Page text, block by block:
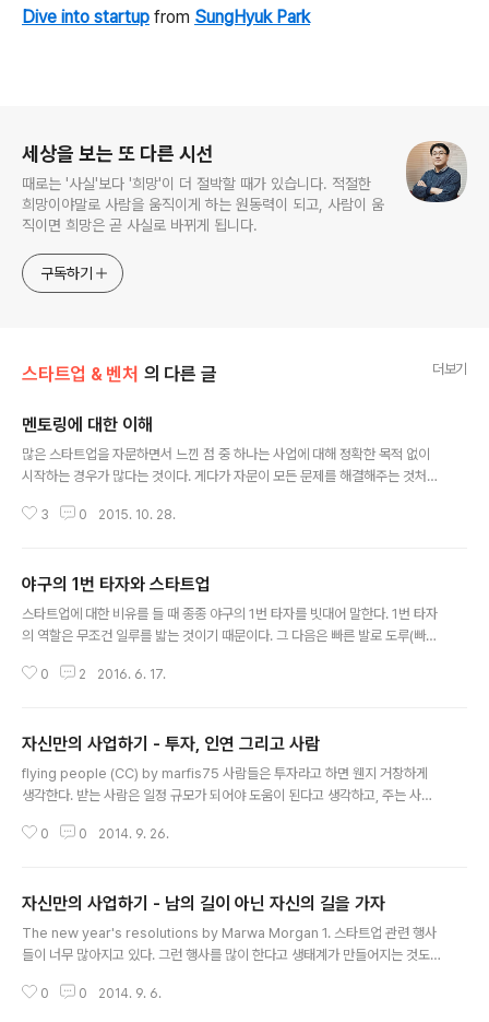
Dive into startup from SungHyuk Park
세상을 보는 또 다른 시선
때로는 '사실'보다 '희망'이 더 절박할 때가 있습니다. 적절한
희망이야말로 사람을 움직이게 하는 원동력이 되고, 사람이 움
직이면 희망은 곧 사실로 바뀌게 됩니다.
구독하기
스타트업 & 벤처 의 다른 글 더보기
멘토링에 대한 이해
많은 스타트업을 자문하면서 느낀 점 중 하나는 사업에 대해 정확한 목적 없이
시작하는 경우가 많다는 것이다. 게다가 자문이 모든 문제를 해결해주는 것처럼
만 자문을 받으면 좋을 것 같다. - 자문(멘토링)은 어떤 사안에 대한 의견을 묻는
가 해야지 자문가(멘토)가 하는 것이 아니다. . - 자문의 결과가 나쁘거나 좋거나
에 따라 사업이 달라지지 않는다.어떤 문의에 대해서도 냉정하게 이야기 하는
편이지만, 자문의 결과로 인해 사업이 달라지지는 않는다. 자문가(멘토)가 좋게
3 0 2015. 10. 28.
야구의 1번 타자와 스타트업
스타트업에 대한 비유를 들 때 종종 야구의 1번 타자를 빗대어 말한다. 1번 타자
의 역할은 무조건 일루를 밟는 것이기 때문이다. 그 다음은 빠른 발로 도루(빠르
으로 시장을 키우다가)이겠지만, 가장 중요한 건 3번이나 4번이 장타를 때려서
수 없다.
0 2 2016. 6. 17.
자신만의 사업하기 - 투자, 인연 그리고 사람
flying people (CC) by marfis75 사람들은 투자라고 하면 웬지 거창하게
생각한다. 받는 사람은 일정 규모가 되어야 도움이 된다고 생각하고, 주는 사람
사업가라면 작은 도움이라도 누군가 준다는 것에 그리고 받을 수 있다는 것에
그래서, 난 투자를 너무 거창하게 생각하지 않으려고 한다. 그게 돈이던 시간이
던간에 투자를 너무 거창하게 포장하는 바람에 많은 이들이 인연을 놓치고 관계
를 만들지 못하는 것을 수없이 보았기 때문이다. 제품만 MVP(최소 기능 제품,
0 0 2014. 9. 26.
자신만의 사업하기 - 남의 길이 아닌 자신의 길을 가자
The new year's resolutions by Marwa Morgan 1. 스타트업 관련 행사
들이 너무 많아지고 있다. 그런 행사를 많이 한다고 생태계가 만들어지는 것도
제를 해결하고 싶으면 현장으로 가야한다. 시간이 있다면 가끔씩이라도 스타트
0 0 2014. 9. 6.